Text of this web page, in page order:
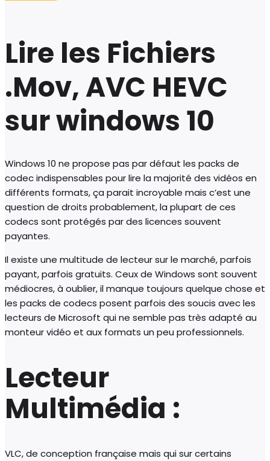
Lire les Fichiers
.Mov, AVC HEVC
sur windows 10
Windows 10 ne propose pas par défaut les packs de
codec indispensables pour lire la majorité des vidéos en
différents formats, ça parait incroyable mais c’est une
question de droits probablement, la plupart de ces
codecs sont protégés par des licences souvent
payantes.
Il existe une multitude de lecteur sur le marché, parfois
payant, parfois gratuits. Ceux de Windows sont souvent
médiocres, à oublier, il manque toujours quelque chose et
les packs de codecs posent parfois des soucis avec les
lecteurs de Microsoft qui ne semble pas très adapté au
monteur vidéo et aux formats un peu professionnels.
Lecteur
Multimédia :
VLC, de conception française mais qui sur certains